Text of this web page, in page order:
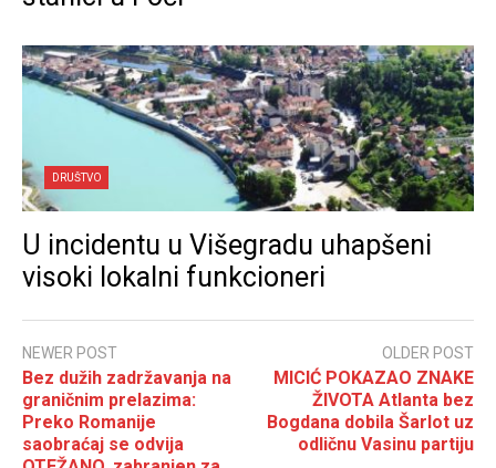
DRUŠTVO
U incidentu u Višegradu uhapšeni
visoki lokalni funkcioneri
NEWER POST
Bez dužih zadržavanja na
graničnim prelazima:
Preko Romanije
saobraćaj se odvija
OLDER POST
MICIĆ POKAZAO ZNAKE
ŽIVOTA Atlanta bez
Bogdana dobila Šarlot uz
odličnu Vasinu partiju